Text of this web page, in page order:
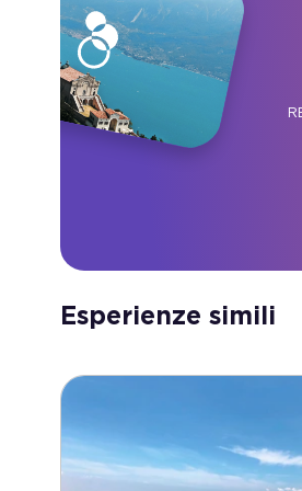
Esperienze simili